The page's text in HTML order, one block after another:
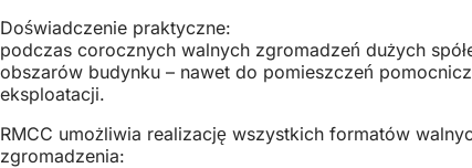
Doświadczenie praktyczne:
podczas corocznych walnych zgromadzeń dużych
obszarów budynku – nawet do pomieszczeń
eksploatacji.
RMCC umożliwia realizację wszystkich formatów
zgromadzenia: